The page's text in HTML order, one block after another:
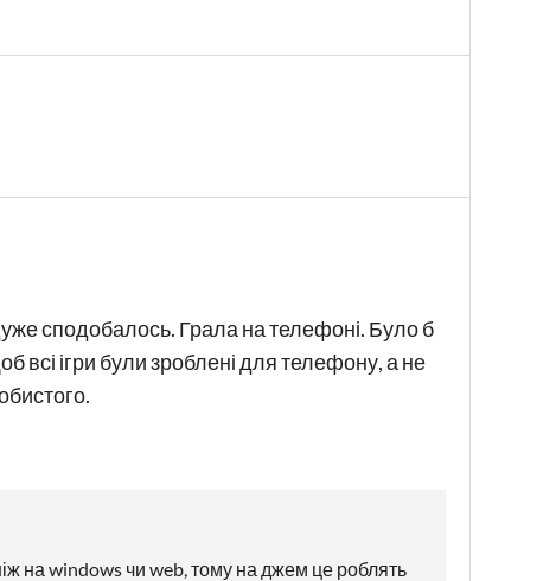
сподобалось. Грала на телефоні. Було б
ігри були зроблені для телефону, а не
на windows чи web, тому на джем це роблять